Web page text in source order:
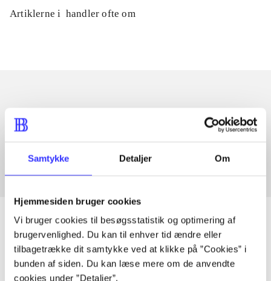
Samtykke Detaljer Om
Hjemmesiden bruger cookies
Vi bruger cookies til besøgsstatistik og optimering af
brugervenlighed. Du kan til enhver tid ændre eller
tilbagetrække dit samtykke ved at klikke på ”Cookies” i
bunden af siden. Du kan læse mere om de anvendte
cookies under ”Detaljer”.
Artiklerne i handler ofte om
Artikler med samme emner
Fra
Artikler
Alle registrerede artikler fordelt på udgivelser